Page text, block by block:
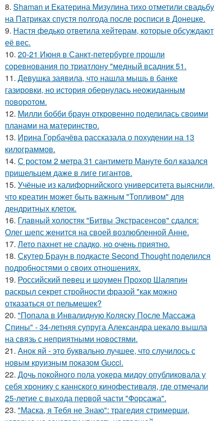
8. Shaman и Екатерина Мизулина тихо отметили свадьбу
на Патриках спустя полгода после росписи в Донецке.
9. Настя федько ответила хейтерам, которые обсуждают
её вес.
10. 20-21 Июня в Санкт-петербурге прошли
соревнования по триатлону "медный всадник 51.
11. Девушка заявила, что нашла мышь в банке
газировки, но история обернулась неожиданным
поворотом.
12. Милли бобби браун откровенно поделилась своими
планами на материнство.
13. Ирина Горбачёва рассказала о похудении на 13
килограммов.
14. С ростом 2 метра 31 сантиметр Мануте бол казался
пришельцем даже в лиге гигантов.
15. Учёные из калифорнийского университета выяснили,
что креатин может быть важным "Топливом" для
дендритных клеток.
16. Главный холостяк "Битвы Экстрасенсов" сдался:
Олег шепс женится на своей возлюбленной Анне.
17. Лето пахнет не сладко, но очень приятно.
18. Скутер Браун в подкасте Second Thought поделился
подробностями о своих отношениях.
19. Российский певец и шоумен Прохор Шаляпин
раскрыл секрет стройности фразой "как можно
отказаться от пельмешек?
20. "Попала в Инвалидную Коляску После Массажа
Спины" - 34-летняя супруга Александра цекало вышла
на связь с неприятными новостями.
21. Анок яй - это буквально лучшее, что случилось с
новым круизным показом Gucci.
22. Дочь покойного пола уокера мидоу опубликовала у
себя хронику с каннского кинофестиваля, где отмечали
25-летие с выхода первой части "Форсажа".
23. "Маска, я Тебя не Знаю": трагедия стримерши,